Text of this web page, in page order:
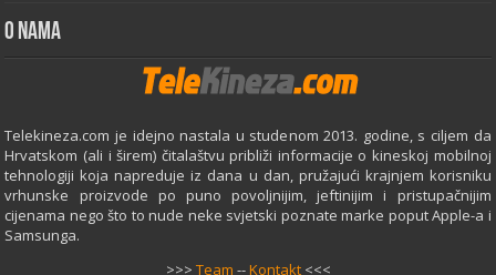
O Nama
Telekineza.com je idejno nastala u studenom 2013. godine, s ciljem da
Hrvatskom (ali i širem) čitalaštvu približi informacije o kineskoj mobilnoj
tehnologiji koja napreduje iz dana u dan, pružajući krajnjem korisniku
vrhunske proizvode po puno povoljnijim, jeftinijim i pristupačnijim
cijenama nego što to nude neke svjetski poznate marke poput Apple-a i
Samsunga.
>>> Team --Kontakt<<<